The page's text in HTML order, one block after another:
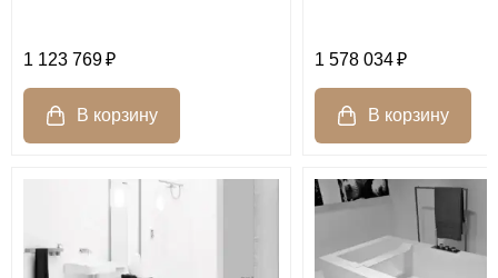
1 123 769 1 578 034